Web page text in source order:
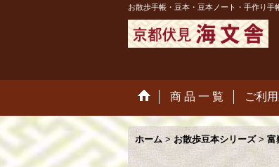
お散歩手帳・豆本・豆本ノート・手作り手
商 品 一 覧 ご利
ホーム > お散歩豆本シリーズ > 富